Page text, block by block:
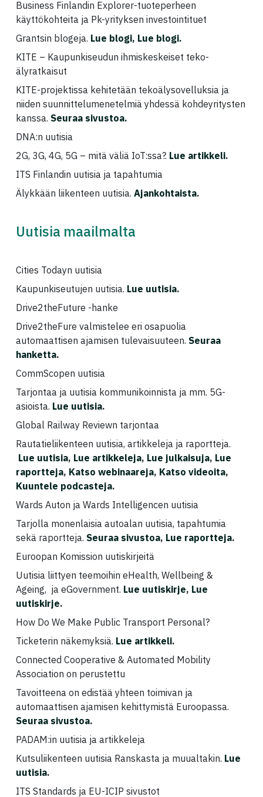
Business Finlandin Explorer-tuoteperheen
käyttökohteita ja Pk-yrityksen investointituet
Grantsin blogeja. Lue blogi, Lue blogi.
KITE – Kaupunkiseudun ihmiskeskeiset teko-
älyratkaisut
KITE-projektissa kehitetään tekoälysovelluksia ja
niiden suunnittelumenetelmiä yhdessä kohdeyritysten
kanssa. Seuraa sivustoa.
DNA:n uutisia
2G, 3G, 4G, 5G – mitä väliä IoT:ssa?. Lue artikkeli.
ITS Finlandin uutisia ja tapahtumia
Älykkään liikenteen uutisia. Ajankohtaista.
Uutisia maailmalta
Cities Todayn uutisia
Kaupunkiseutujen uutisia. Lue uutisia.
Drive2theFuture -hanke
Drive2theFure valmistelee eri osapuolia
automaattisen ajamisen tulevaisuuteen. Seuraa
hanketta.
CommScopen uutisia
Tarjontaa ja uutisia kommunikoinnista ja mm. 5G-
asioista. Lue uutisia.
Global Railway Reviewn tarjontaa
Rautatieliikenteen uutisia, artikkeleja ja raportteja.
Lue uutisia, Lue artikkeleja, Lue julkaisuja, Lue
raportteja, Katso webinaareja, Katso videoita,
Kuuntele podcasteja.
Wards Auton ja Wards Intelligencen uutisia
Tarjolla monenlaisia autoalan uutisia, tapahtumia
sekä raportteja. Seuraa sivustoa, Lue raportteja.
Euroopan Komission uutiskirjeitä
Uutisia liittyen teemoihin eHealth, Wellbeing &
Ageing, ja eGovernment. Lue uutiskirje, Lue
uutiskirje.
How Do We Make Public Transport Personal?
Ticketerin näkemyksiä. Lue artikkeli.
Connected Cooperative & Automated Mobility
Association on perustettu
Tavoitteena on edistää yhteen toimivan ja
automaattisen ajamisen kehittymistä Euroopassa.
Seuraa sivustoa.
PADAM:in uutisia ja artikkeleja
Kutsuliikenteen uutisia Ranskasta ja muualtakin. Lue
uutisia.
ITS Standards ja EU-ICIP sivustot